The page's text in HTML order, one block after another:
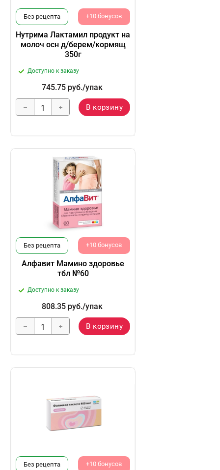
Без рецепта +10 бонусов
Нутрима Лактамил продукт на
молоч осн д/берем/кормящ
350г
Доступно к заказу
745.75руб./упак
В корзину
Без рецепта +10 бонусов
Алфавит Мамино здоровье
тбл №60
Доступно к заказу
808.35руб./упак
В корзину
Без рецепта +10 бонусов